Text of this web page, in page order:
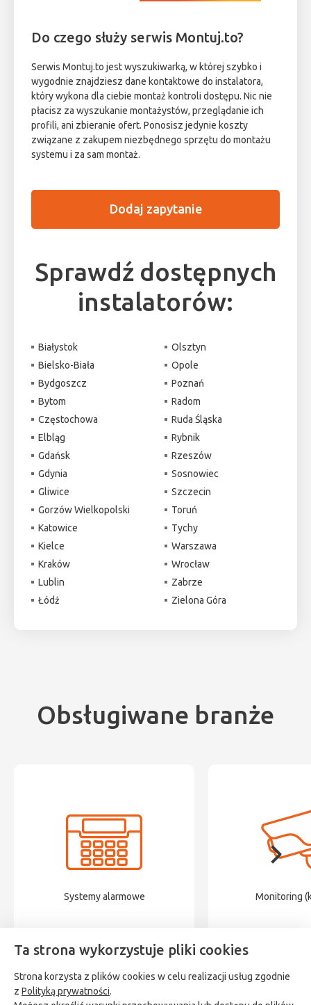
Do czego służy serwis Montuj.to?
Serwis Montuj.to jest wyszukiwarką, w której szybko i
wygodnie znajdziesz dane kontaktowe do instalatora,
który wykona dla ciebie montaż kontroli dostępu. Nic nie
płacisz za wyszukanie montażystów, przeglądanie ich
profili, ani zbieranie ofert. Ponosisz jedynie koszty
związane z zakupem niezbędnego sprzętu do montażu
systemu i za sam montaż.
Dodaj zapytanie
Sprawdź dostępnych
instalatorów:
Białystok
Bielsko-Biała
Bydgoszcz
Bytom
Częstochowa
Elbląg
Gdańsk
Gdynia
Gliwice
Gorzów Wielkopolski
Katowice
Kielce
Kraków
Lublin
Łódź
Olsztyn
Opole
Poznań
Radom
Ruda Śląska
Rybnik
Rzeszów
Sosnowiec
Szczecin
Toruń
Tychy
Warszawa
Wrocław
Zabrze
Zielona Góra
Obsługiwane branże
Systemy alarmowe Monitoring
Ta strona wykorzystuje pliki cookies
Strona korzysta z plików cookies w celu realizacji usług zgodnie
z Polityką prywatności.